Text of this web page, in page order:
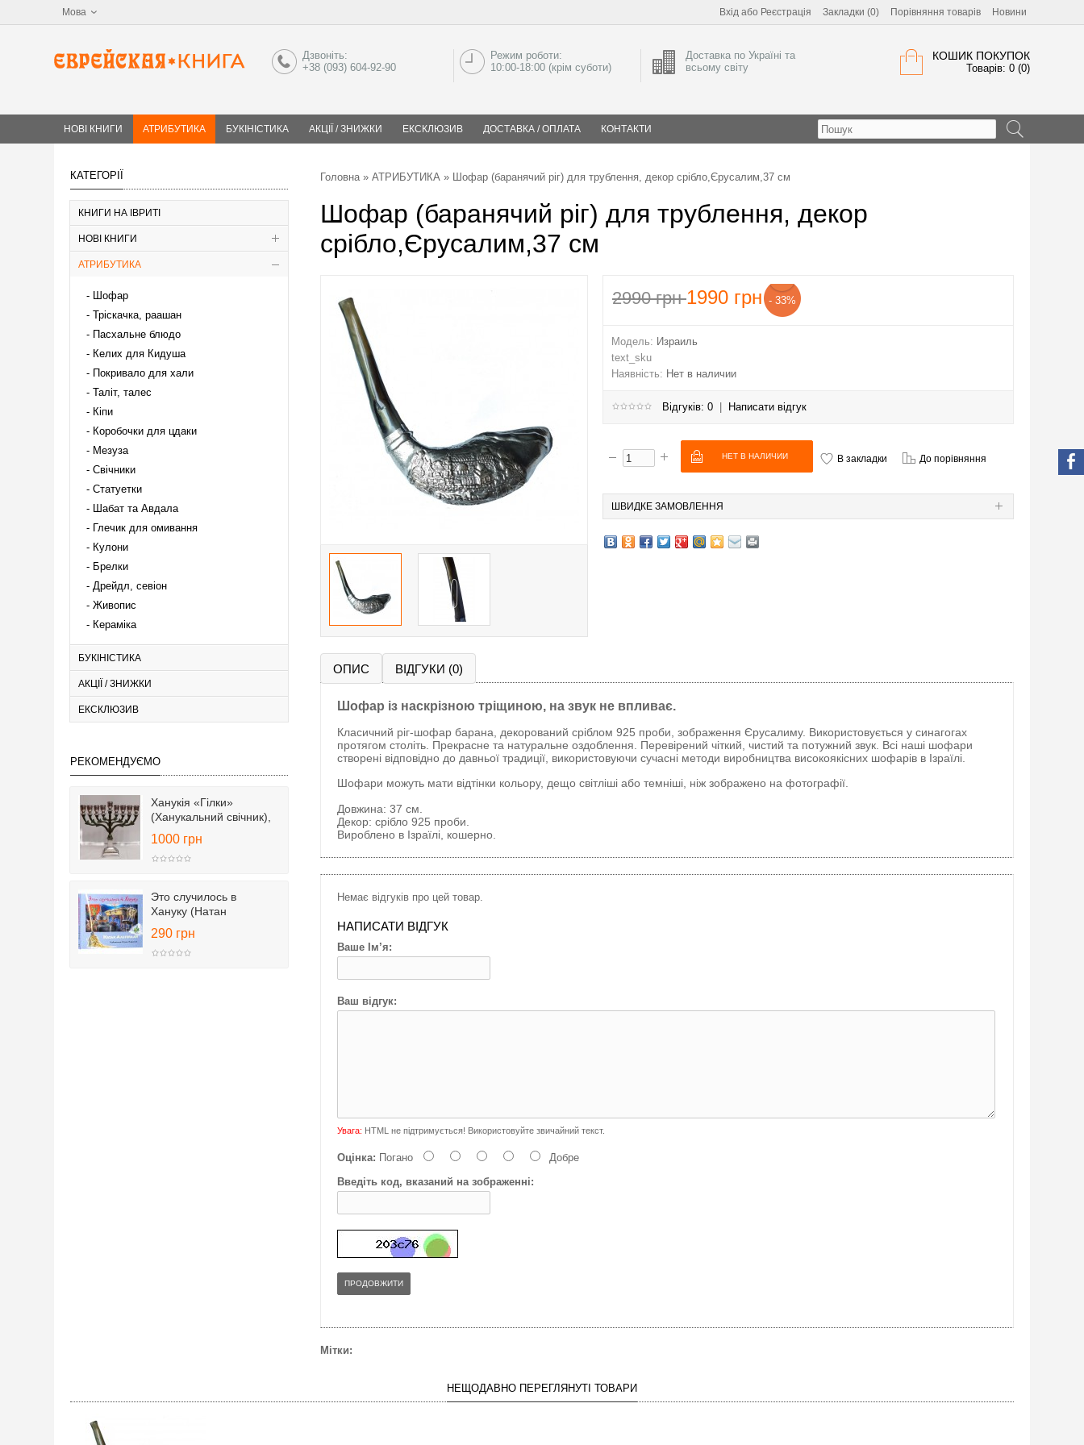
Мова Вхід або Реєстрація Закладки (0) Порівняння товарів Новини
КОШИК ПОКУПОК
Товарів: 0 (0)
Дзвоніть:
+38 (093) 604-92-90
Режим роботи:
10:00-18:00 (крім суботи)
Доставка по Україні та
всьому світу
НОВІ КНИГИ АТРИБУТИКА БУКІНІСТИКА АКЦІЇ / ЗНИЖКИ ЕКСКЛЮЗИВ ДОСТАВКА / ОПЛАТА КОНТАКТИ
КАТЕГОРІЇ
КНИГИ НА ІВРИТІ
НОВІ КНИГИ
АТРИБУТИКА
Шофар
Тріскачка, раашан
Пасхальне блюдо
Келих для Кидуша
Покривало для хали
Таліт, талес
Кіпи
Коробочки для цдаки
Мезуза
Свічники
Статуетки
Шабат та Авдала
Глечик для омивання
Кулони
Брелки
Дрейдл, севіон
Живопис
Кераміка
БУКІНІСТИКА
АКЦІЇ / ЗНИЖКИ
ЕКСКЛЮЗИВ
РЕКОМЕНДУЄМО
Ханукія «Гілки»
(Ханукальний свічник),
25 см
1000 грн
Это случилось в
Хануку (Натан
Альтерман)
290 грн
Головна» АТРИБУТИКА » Шофар (баранячий ріг) для трублення, декор срібло,Єрусалим,37 см
Шофар (баранячий ріг) для трублення, декор
срібло,Єрусалим,37 см
2990грн 1990 грн - 33%
Модель: Израиль
text_sku
Наявність: Нет в наличии
Відгуків: 0 Написати відгук
В закладки До порівняння
ШВИДКЕ ЗАМОВЛЕННЯ
ОПИС ВІДГУКИ (0)
Шофар із наскрізною тріщиною, на звук не впливає.
Класичний ріг-шофар барана, декорований сріблом 925 проби, зображення Єрусалиму. Використовується у синагогах
протягом століть. Прекрасне та натуральне оздоблення. Перевірений чіткий, чистий та потужний звук. Всі наші шофари
створені відповідно до давньої традиції, використовуючи сучасні методи виробництва високоякісних шофарів в Ізраїлі.
Шофари можуть мати відтінки кольору, дещо світліші або темніші, ніж зображено на фотографії.
Довжина: 37 см.
Декор: срібло 925 проби.
Вироблено в Ізраїлі, кошерно.
Немає відгуків про цей товар.
НАПИСАТИ ВІДГУК
Ваше Ім’я:
Ваш відгук:
Увага: HTML не підтримується! Використовуйте звичайний текст.
Оцінка: Погано
Добре
Введіть код, вказаний на зображенні:
ПРОДОВЖИТИ
Мітки:
НЕЩОДАВНО ПЕРЕГЛЯНУТІ ТОВАРИ